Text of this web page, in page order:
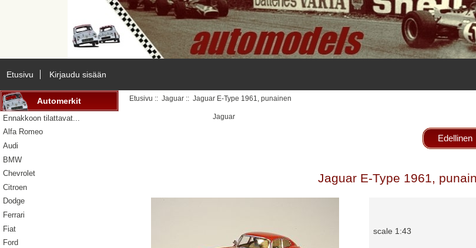
Etusivu Kirjaudu sisään
Automerkit
Ennakkoon tilattavat...
Alfa Romeo
Audi
BMW
Chevrolet
Citroen
Dodge
Ferrari
Fiat
Ford
Etusivu ::Jaguar :: Jaguar E-Type 1961, punainen
Jaguar
Edellinen
Jaguar E-Type 1961,
scale 1:43